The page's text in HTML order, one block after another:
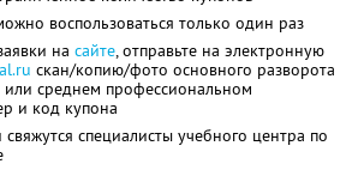
воспользоваться только один раз
на сайте, отправьте на электронную
скан/копию/фото основного разворота
среднем профессиональном
и код купона
специалисты учебного центра по